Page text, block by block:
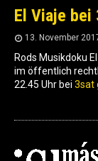
El Viaje bei
13. November
Rods Musikdoku
im öffentlich
22.45 Uhr bei 3sat